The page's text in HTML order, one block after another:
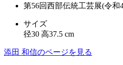
第56回西部伝統工芸展(令和
サイズ
径30 高37.5 cm
添田 和信のページを見る